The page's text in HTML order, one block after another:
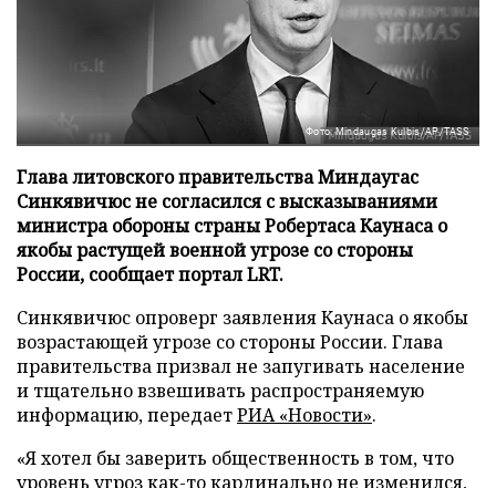
Фото: Mindaugas Kulbis/AP/TASS
Глава литовского правительства Миндаугас
Синкявичюс не согласился с высказываниями
министра обороны страны Робертаса Каунаса о
якобы растущей военной угрозе со стороны
России, сообщает портал LRT.
Синкявичюс опроверг заявления Каунаса о якобы
возрастающей угрозе со стороны России. Глава
правительства призвал не запугивать население
и тщательно взвешивать распространяемую
информацию, передаетРИА «Новости».
«Я хотел бы заверить общественность в том, что
уровень угроз как-то кардинально не изменился,